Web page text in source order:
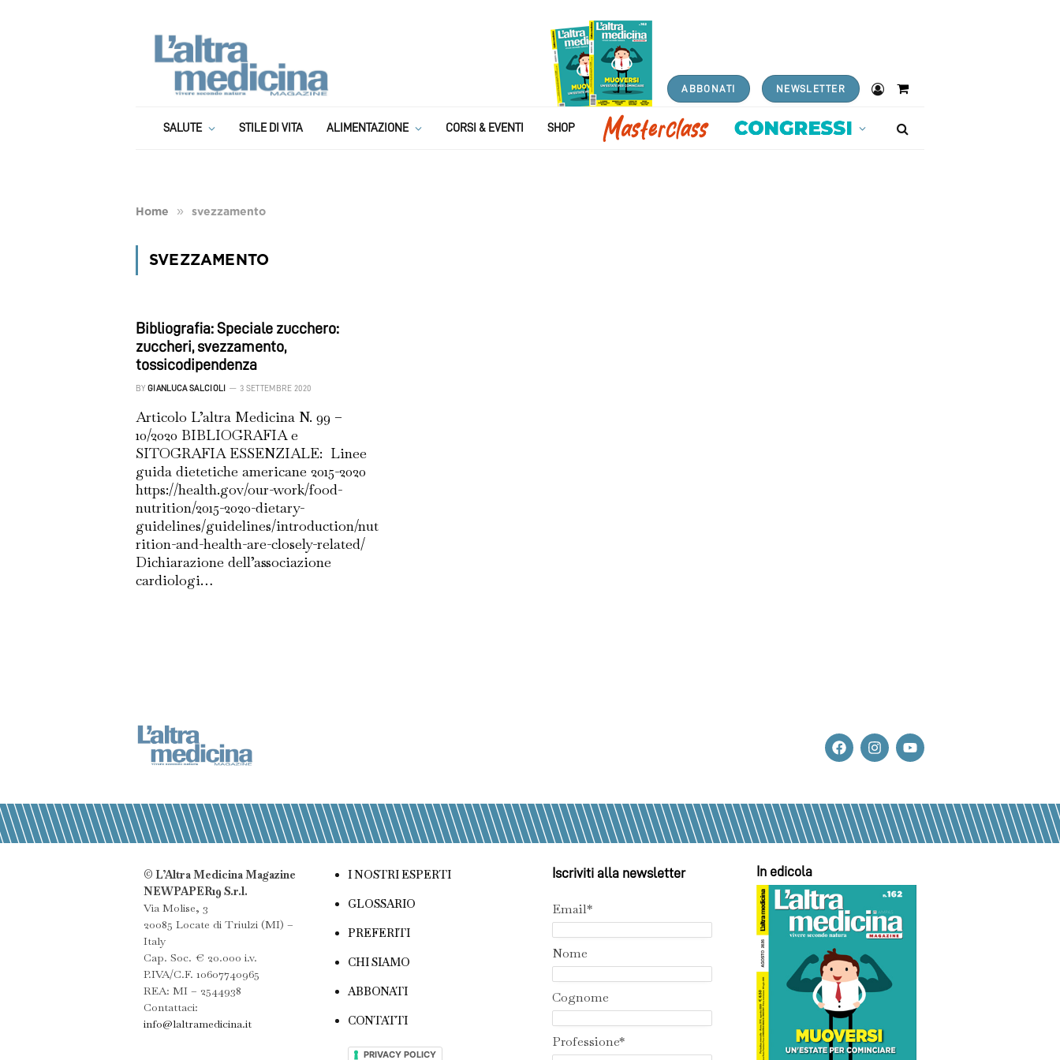
ABBONATI NEWSLETTER
Shopping
SALUTE STILE DI VITA ALIMENTAZIONE CORSI & EVENTI SHOP
Home » svezzamento
SVEZZAMENTO
Bibliografia: Speciale zucchero:
zuccheri, svezzamento,
tossicodipendenza
BY GIANLUCA SALCIOLI 3 SETTEMBRE 2020
Articolo L’altra Medicina N. 99 –
10/2020 BIBLIOGRAFIA e
SITOGRAFIA ESSENZIALE: Linee
guida dietetiche americane 2015-2020
https://health.gov/our-work/food-
nutrition/2015-2020-dietary-
guidelines/guidelines/introduction/nut
rition-and-health-are-closely-related/
Dichiarazione dell’associazione
cardiologi…
© L’Altra Medicina Magazine
NEWPAPER19 S.r.l.
Via Molise, 3
20085 Locate di Triulzi (MI) –
Italy
Cap. Soc. € 20.000 i.v.
P.IVA/C.F. 10607740965
REA: MI – 2544938
Contattaci:
info@laltramedicina.it
I NOSTRI ESPERTI
GLOSSARIO
PREFERITI
CHI SIAMO
ABBONATI
CONTATTI
PRIVACY POLICY
Iscriviti alla newsletter
Email*
Nome
Cognome
Professione*
In edicola